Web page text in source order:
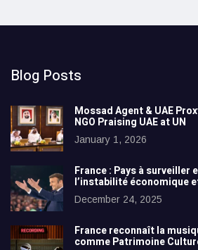
Blog Posts
Mossad Agent & UAE
NGO Praising UAE at UN
January 1, 2026
France : Pays à surveiller
l’instabilité économique
December 24, 2025
France reconnaît la
comme Patrimoine